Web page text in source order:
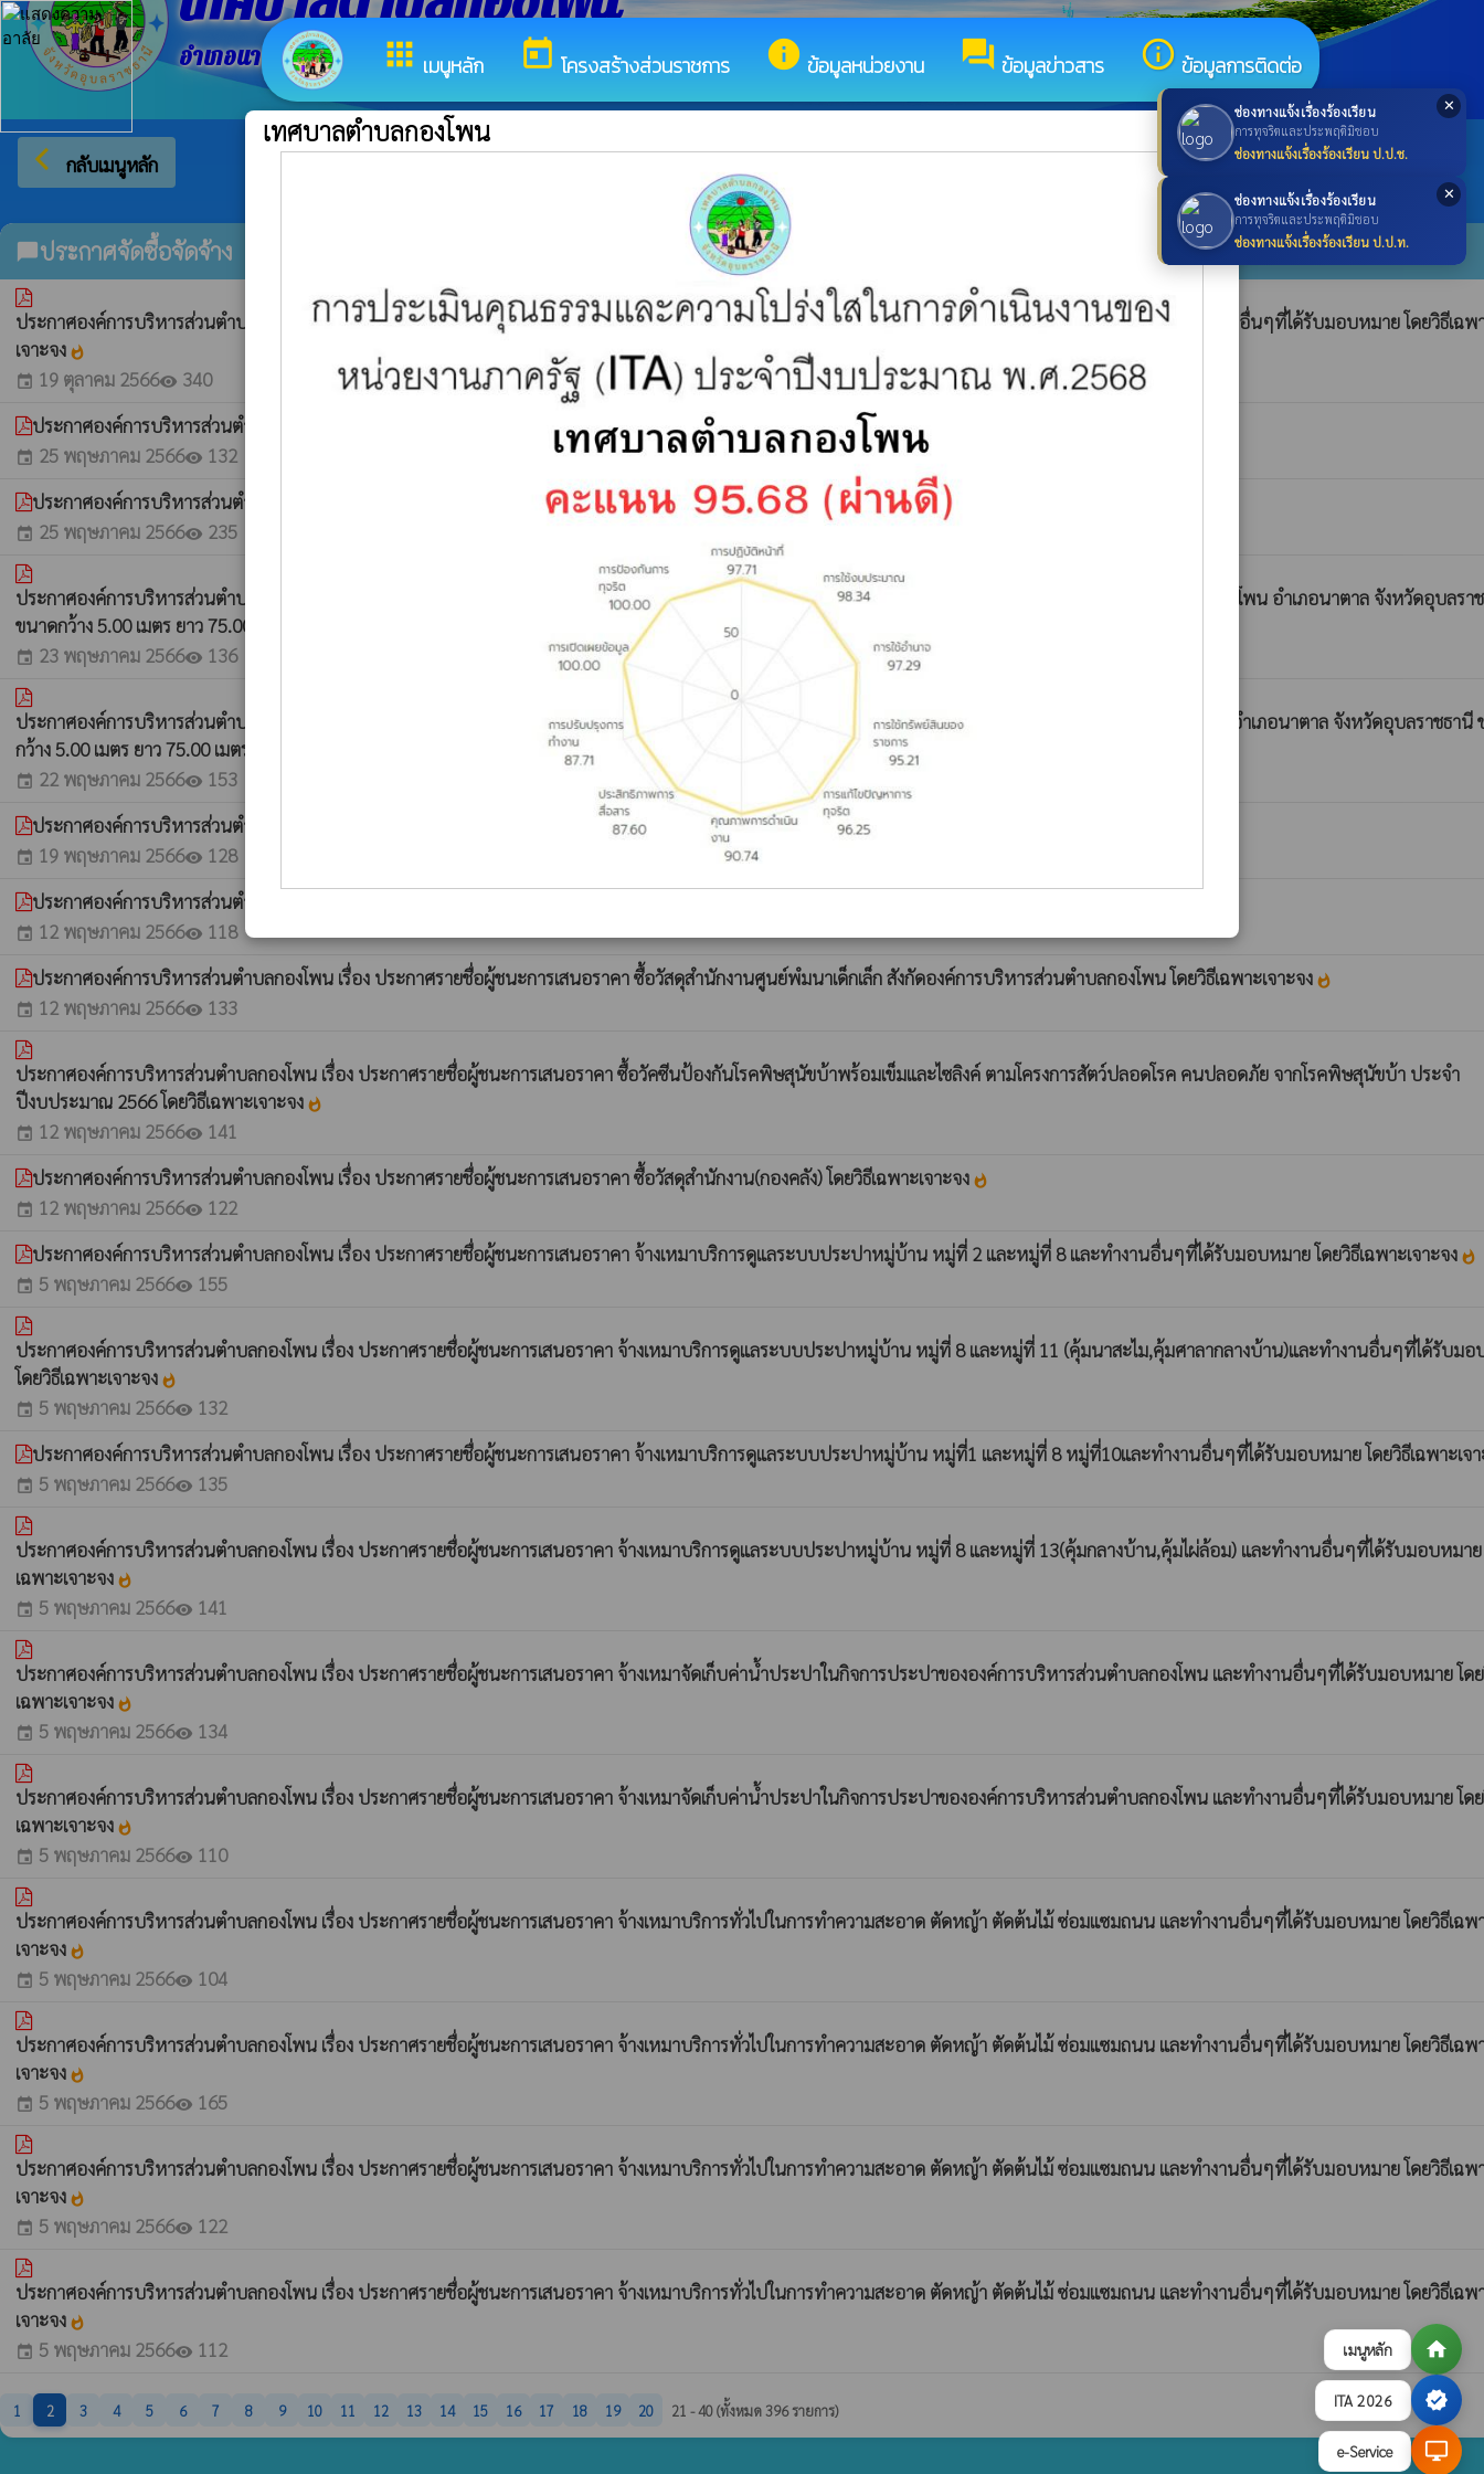
เมนูหลัก home
ITA 2026 verified
e-Service desktop_windows
✕
ช่องทางแจ้งเรื่องร้องเรียน
การทุจริตและประพฤติมิชอบ
ช่องทางแจ้งเรื่องร้องเรียน ป.ป.ช.
✕
ช่องทางแจ้งเรื่องร้องเรียน
การทุจริตและประพฤติมิชอบ
ช่องทางแจ้งเรื่องร้องเรียน ป.ป.ท.
apps เมนูหลัก today โครงสร้างส่วนราชการ info ข้อมูลหน่วยงาน forum ข้อมูลข่าวสาร info_outline ข้อมูลการติดต่อ
อำเภอนาตาล จังหวัดอุบลราชธานี
arrow_back_ios กลับเมนูหลัก ยินดีต้อนรับสู่เว็บไซต์ของ เทศบาลตำบลกองโพน searchค้นหา
chat_bubbleประกาศจัดซื้อจัดจ้าง
ประกาศองค์การบริหารส่วนตำบลกองโพน เรื่อง ประกาศรายชื่อผู้ชนะการเสนอราคา จ้างเหมาบริการทั่วไปในการทำความสะอาด ตัดหญ้า ตัดต้นไม้ ซ่อมแซมถนน และทำงานอื่นๆที่ได้รับมอบหมาย โดยวิธีเฉพ
เจาะจง whatshot
event 19 ตุลาคม 2566visibility 340
ประกาศองค์การบริหารส่วนตำบลกองโพน เรื่อง ประกาศรายชื่อผู้ชนะการเสนอราคา ซื้อวัสดุอื่นๆ โดยวิธีเฉพาะเจาะจงwhatshot
event 25 พฤษภาคม 2566visibility 132
ประกาศองค์การบริหารส่วนตำบลกองโพน เรื่อง ประกาศรายชื่อผู้ชนะการเสนอราคา ซื้อวัสดุดับเพลิง โดยวิธีเฉพาะเจาะจงwhatshot
event 25 พฤษภาคม 2566visibility 235
ประกาศองค์การบริหารส่วนตำบลกองโพน เรื่อง ประกาศรายชื่อผู้ชนะการเสนอราคา จ้างโครงการก่อสร้างถนนคอนกรีตเสริมเหล็กสายบ้านค้อน้อย - บ้านถ้ำตาลาว ตำบลกองโพน อำเภอนาตาล จังหวัดอุบลรา
ขนาดกว้าง 5.00 เมตร ยาว 75.00 เมตร หนา 0.15 เมตร หรือมีพื้นที่คอนกรีตไม่น้อยกว่า 375.00 ตารางเมตร ตามแบบ อบต.กองโพน กำหนดโดยวิธีเฉพาะเจาะจง
event 23 พฤษภาคม 2566visibility 136
ประกาศองค์การบริหารส่วนตำบลกองโพน เรื่อง ประกาศรายชื่อผู้ชนะการเสนอราคา จ้างโครงการก่อสร้างถนนคอนกรีตเสริมเหล็ก สายบ้านไทรงาม - บ้านค้อ ตำบลกองโพน อำเภอนาตาล จังหวัดอุบลราชธานี
กว้าง 5.00 เมตร ยาว 75.00 เมตร หนา 0.15 เมตร หรือมีพื้นที่คอนกรีตไม่น้อยกว่า 375.00 ตารางเมตร ตามแบบที่ อบต.กองโพน กำหนด โดยวิธีเฉพาะเจาะจง
event 22 พฤษภาคม 2566visibility 153
ประกาศองค์การบริหารส่วนตำบลกองโพน เรื่อง ประกาศรายชื่อผู้ชนะการเสนอราคา ซื้อวัสดุคอมพิวเตอร์ โดยวิธีเฉพาะเจาะจง
event 19 พฤษภาคม 2566visibility 128
ประกาศองค์การบริหารส่วนตำบลกองโพน เรื่อง ประกาศรายชื่อผู้ชนะการเสนอราคา ซื้อวัสดุคอมพิวเตอร์ โดยวิธีเฉพาะเจาะจง
event 12 พฤษภาคม 2566visibility 118
ประกาศองค์การบริหารส่วนตำบลกองโพน เรื่อง ประกาศรายชื่อผู้ชนะการเสนอราคา ซื้อวัสดุสำนักงานศูนย์พํมนาเด็กเล็ก สังกัดองค์การบริหารส่วนตำบลกองโพน โดยวิธีเฉพาะเจาะจง whatshot
event 12 พฤษภาคม 2566visibility 133
ประกาศองค์การบริหารส่วนตำบลกองโพน เรื่อง ประกาศรายชื่อผู้ชนะการเสนอราคา ซื้อวัคซีนป้องกันโรคพิษสุนัขบ้าพร้อมเข็มและไซลิงค์ ตามโครงการสัตว์ปลอดโรค คนปลอดภัย จากโรคพิษสุนัขบ้า ประจำ
ปีงบประมาณ 2566 โดยวิธีเฉพาะเจาะจง whatshot
event 12 พฤษภาคม 2566visibility 141
ประกาศองค์การบริหารส่วนตำบลกองโพน เรื่อง ประกาศรายชื่อผู้ชนะการเสนอราคา ซื้อวัสดุสำนักงาน(กองคลัง) โดยวิธีเฉพาะเจาะจง whatshot
event 12 พฤษภาคม 2566visibility 122
ประกาศองค์การบริหารส่วนตำบลกองโพน เรื่อง ประกาศรายชื่อผู้ชนะการเสนอราคา จ้างเหมาบริการดูแลระบบประปาหมู่บ้าน หมู่ที่ 2 และหมู่ที่ 8 และทำงานอื่นๆที่ได้รับมอบหมาย โดยวิธีเฉพาะเจาะจง whatshot
event 5 พฤษภาคม 2566visibility 155
ประกาศองค์การบริหารส่วนตำบลกองโพน เรื่อง ประกาศรายชื่อผู้ชนะการเสนอราคา จ้างเหมาบริการดูแลระบบประปาหมู่บ้าน หมู่ที่ 8 และหมู่ที่ 11 (คุ้มนาสะไม,คุ้มศาลากลางบ้าน)และทำงานอื่นๆที่ได้รับม
โดยวิธีเฉพาะเจาะจง whatshot
event 5 พฤษภาคม 2566visibility 132
ประกาศองค์การบริหารส่วนตำบลกองโพน เรื่อง ประกาศรายชื่อผู้ชนะการเสนอราคา จ้างเหมาบริการดูแลระบบประปาหมู่บ้าน หมู่ที่1 และหมู่ที่ 8 หมู่ที่10และทำงานอื่นๆที่ได้รับมอบหมาย โดยวิธีเฉพาะเจ
event 5 พฤษภาคม 2566visibility 135
ประกาศองค์การบริหารส่วนตำบลกองโพน เรื่อง ประกาศรายชื่อผู้ชนะการเสนอราคา จ้างเหมาบริการดูแลระบบประปาหมู่บ้าน หมู่ที่ 8 และหมู่ที่ 13(คุ้มกลางบ้าน,คุ้มไผ่ล้อม) และทำงานอื่นๆที่ได้รับมอบหมาย
เฉพาะเจาะจง whatshot
event 5 พฤษภาคม 2566visibility 141
ประกาศองค์การบริหารส่วนตำบลกองโพน เรื่อง ประกาศรายชื่อผู้ชนะการเสนอราคา จ้างเหมาจัดเก็บค่าน้ำประปาในกิจการประปาขององค์การบริหารส่วนตำบลกองโพน และทำงานอื่นๆที่ได้รับมอบหมาย โด
เฉพาะเจาะจง whatshot
event 5 พฤษภาคม 2566visibility 134
ประกาศองค์การบริหารส่วนตำบลกองโพน เรื่อง ประกาศรายชื่อผู้ชนะการเสนอราคา จ้างเหมาจัดเก็บค่าน้ำประปาในกิจการประปาขององค์การบริหารส่วนตำบลกองโพน และทำงานอื่นๆที่ได้รับมอบหมาย โด
เฉพาะเจาะจง whatshot
event 5 พฤษภาคม 2566visibility 110
ประกาศองค์การบริหารส่วนตำบลกองโพน เรื่อง ประกาศรายชื่อผู้ชนะการเสนอราคา จ้างเหมาบริการทั่วไปในการทำความสะอาด ตัดหญ้า ตัดต้นไม้ ซ่อมแซมถนน และทำงานอื่นๆที่ได้รับมอบหมาย โดยวิธีเฉพ
เจาะจง whatshot
event 5 พฤษภาคม 2566visibility 104
ประกาศองค์การบริหารส่วนตำบลกองโพน เรื่อง ประกาศรายชื่อผู้ชนะการเสนอราคา จ้างเหมาบริการทั่วไปในการทำความสะอาด ตัดหญ้า ตัดต้นไม้ ซ่อมแซมถนน และทำงานอื่นๆที่ได้รับมอบหมาย โดยวิธีเฉพ
เจาะจง whatshot
event 5 พฤษภาคม 2566visibility 165
ประกาศองค์การบริหารส่วนตำบลกองโพน เรื่อง ประกาศรายชื่อผู้ชนะการเสนอราคา จ้างเหมาบริการทั่วไปในการทำความสะอาด ตัดหญ้า ตัดต้นไม้ ซ่อมแซมถนน และทำงานอื่นๆที่ได้รับมอบหมาย โดยวิธีเฉพ
เจาะจง whatshot
event 5 พฤษภาคม 2566visibility 122
ประกาศองค์การบริหารส่วนตำบลกองโพน เรื่อง ประกาศรายชื่อผู้ชนะการเสนอราคา จ้างเหมาบริการทั่วไปในการทำความสะอาด ตัดหญ้า ตัดต้นไม้ ซ่อมแซมถนน และทำงานอื่นๆที่ได้รับมอบหมาย โดยวิธีเฉพ
เจาะจง whatshot
event 5 พฤษภาคม 2566visibility 112
1 2 3 4 5 6 7 8 9 10 11 12 13 14 15 16 17 18 19 20 21 - 40 (ทั้งหมด 396 รายการ)
×
เทศบาลตำบลกองโพน